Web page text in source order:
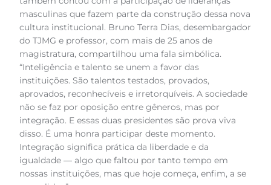
masculinas que fazem parte da construção dessa nova
cultura institucional. Bruno Terra Dias, desembargador
do TJMG e professor, com mais de 25 anos de
magistratura, compartilhou uma fala simbólica.
“Inteligência e talento se unem a favor das
instituições. São talentos testados, provados,
aprovados, reconhecíveis e irretorquíveis. A sociedade
não se faz por oposição entre gêneros, mas por
integração. E essas duas presidentes são prova viva
disso. É uma honra participar deste momento.
Integração significa prática da liberdade e da
igualdade — algo que faltou por tanto tempo em
nossas instituições, mas que hoje começa, enfim, a se